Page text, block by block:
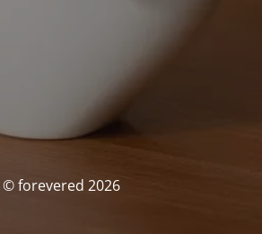
© forevered 2026